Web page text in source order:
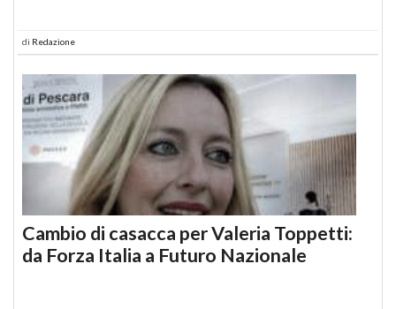
di Redazione
Cambio di casacca per Valeria Toppetti:
da Forza Italia a Futuro Nazionale